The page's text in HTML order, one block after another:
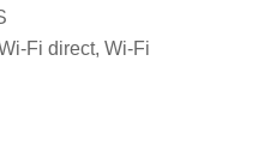
Fi direct, Wi-Fi